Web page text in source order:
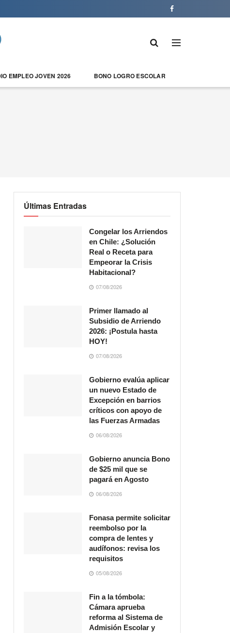
EMPLEO JOVEN 2026 BONO LOGRO ESCOLAR
Últimas Entradas
Congelar los Arriendos
en Chile: ¿Solución
Real o Receta para
Empeorar la Crisis
Habitacional?
07/08/2026
Primer llamado al
Subsidio de Arriendo
2026: ¡Postula hasta
HOY!
07/08/2026
Gobierno evalúa aplicar
un nuevo Estado de
Excepción en barrios
críticos con apoyo de
las Fuerzas Armadas
06/08/2026
Gobierno anuncia Bono
de $25 mil que se
pagará en Agosto
06/08/2026
Fonasa permite solicitar
reembolso por la
compra de lentes y
audífonos: revisa los
requisitos
05/08/2026
Fin a la tómbola:
Cámara aprueba
reforma al Sistema de
Admisión Escolar y